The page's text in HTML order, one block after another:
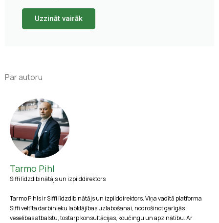
Uzzināt vairāk
Par autoru
Tarmo Pihl
Siffi līdzdibinātājs un izpilddirektors
Tarmo Pihls ir Siffi līdzdibinātājs un izpilddirektors. Viņa vadītā platforma
Siffi veltīta darbinieku labklājības uzlabošanai, nodrošinot garīgās
veselības atbalstu, tostarp konsultācijas, koučingu un apzinātību. Ar